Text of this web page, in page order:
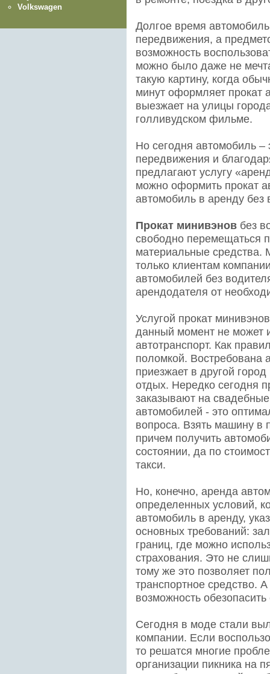
Долгое время
передвижения, а
возможность
можно было даже не
такую картину, когда
минут оформляет прокат
выезжает на улицы
голливудском фильме.
Но сегодня автомобиль –
передвижения и
предлагают услугу
можно оформить прокат
автомобиль в аренду без
Прокат минивэнов без
свободно перемещаться
материальные средства.
только клиентам
автомобилей без
арендодателя от
Услугой прокат
данный момент не может
автотранспорт. Как
поломкой. Востребована
приезжает в другой
отдых. Нередко сегодня
заказывают на
автомобилей - это
вопроса. Взять машину в
причем получить
состоянии, да по
такси.
Но, конечно, аренда
определенных условий,
автомобиль в аренду,
основных требований:
границ, где можно
страхования. Это не
тому же это позволяет
транспортное средство.
возможность
Сегодня в моде стали
компании. Если
то решатся многие
организации пикника на
Volkswagen